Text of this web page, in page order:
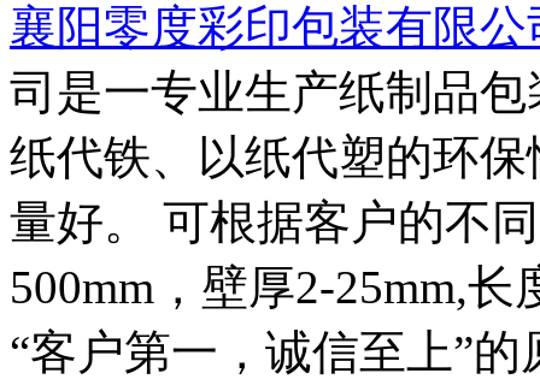
襄阳零度彩印包装有限公
司是一专业生产纸制品
纸代铁、以纸代塑的环
量好。 可根据客户的不
500mm，壁厚2-25mm,
“客户第一，诚信至上”